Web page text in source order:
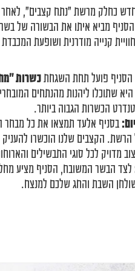
אלעד מחדש כחלק מרשת "נתח קצבים",
מביא איתו את הבשורה של בשר
קנייה מודרנית ושופעת
הסניף פועל תחת השגחתכשרות
שתוכלו ליהנות מהנתחים
הכשרות הגבוה ביותר.
בסניף אלעד תמצאו את כל מבחר
הרשת. הקצבים שלנו הוכשרו
מדויק לכל סוגי התבשילים
לצד הבשר המשובח, הסניף מציע
השבת והחג שלכם למנצח.